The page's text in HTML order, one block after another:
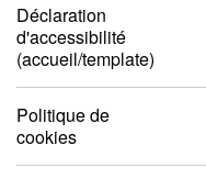
Déclaration
d'accessibilité
(accueil/template)
Politique de
cookies